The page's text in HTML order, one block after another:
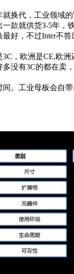
换代，工业领域
款就供货3-5年，
好，不过Inter不
，欧洲是CE,欧
没有3C的都在卖
。工业母板会自